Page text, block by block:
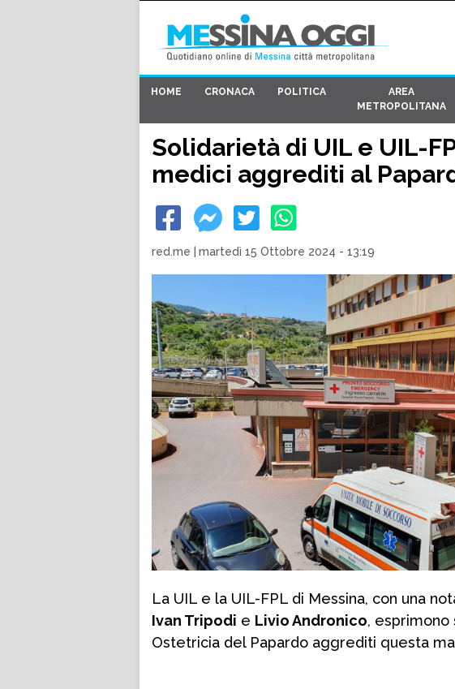
HOME CRONACA POLITICA
AREA
METROPOLITANA
Solidarietà di UIL e UIL-
medici aggrediti al
red.me martedì 15 Ottobre 2024 - 13:19
La UIL e la UIL-FPL di Messina, con una
Ivan Tripodi e Livio Andronico,
Ostetricia del Papardo aggrediti questa